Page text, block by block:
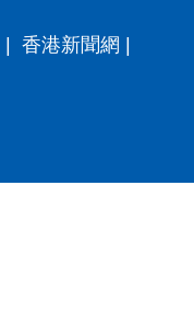
| 香港新聞網 |